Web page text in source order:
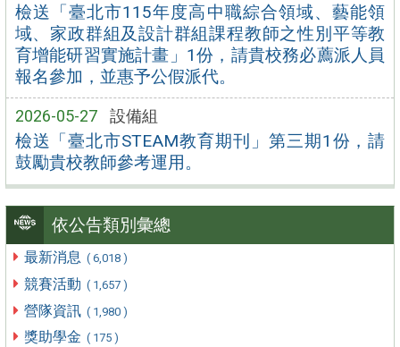
檢送「臺北市115年度高中職綜合領域、藝能領
域、家政群組及設計群組課程教師之性別平等教
育增能研習實施計畫」1份，請貴校務必薦派人員
報名參加，並惠予公假派代。
2026-05-27 設備組
檢送「臺北市STEAM教育期刊」第三期1份，請
鼓勵貴校教師參考運用。
依公告類別彙總
最新消息 ( 6,018 )
競賽活動 ( 1,657 )
營隊資訊 ( 1,980 )
獎助學金 ( 175 )